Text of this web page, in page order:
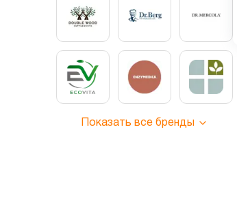
Показать все бренды